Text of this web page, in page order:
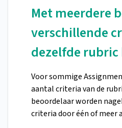
Met meerdere
verschillende
dezelfde
Voor sommige
aantal criteria van de
beoordelaar worden
criteria door één of meer